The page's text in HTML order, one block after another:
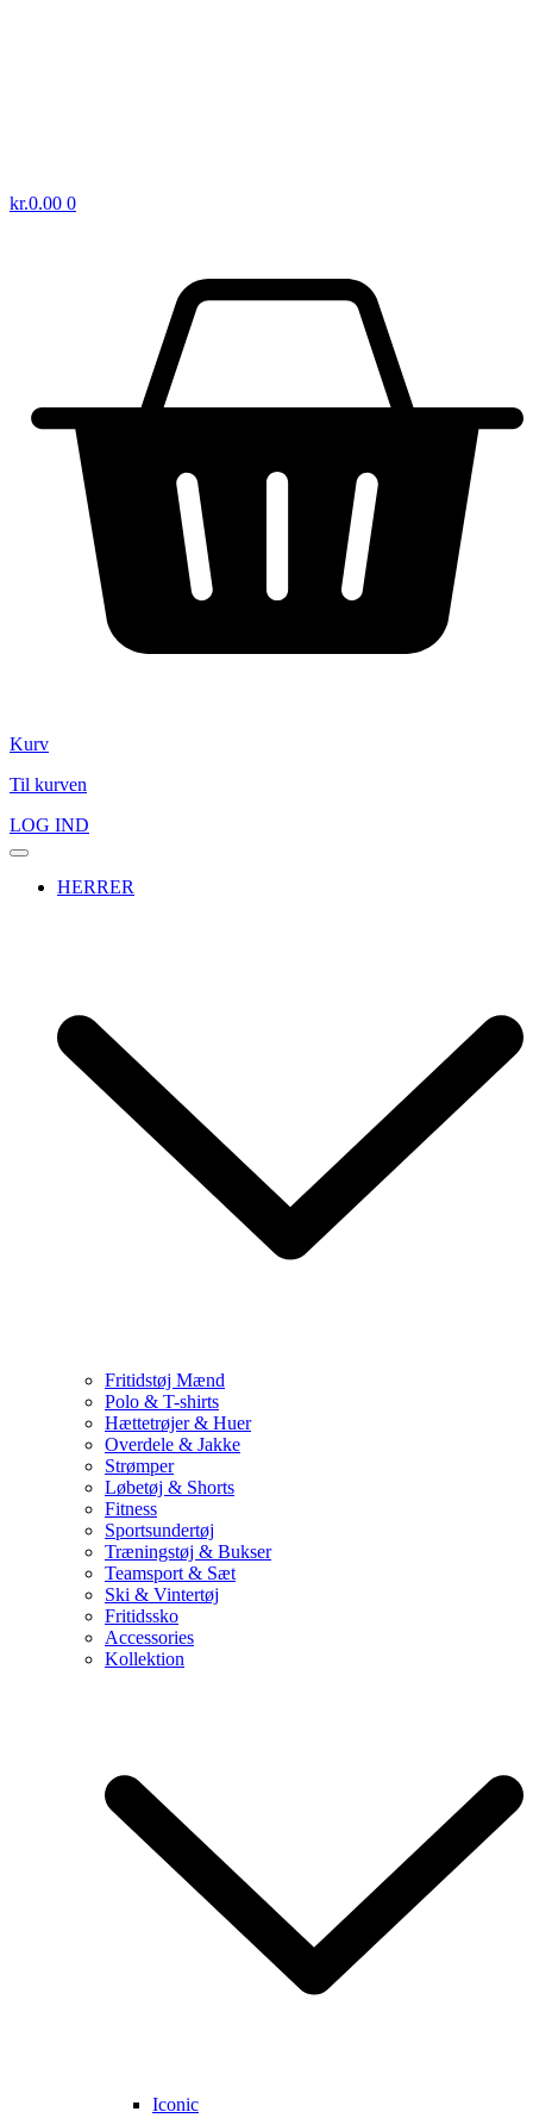
kr.0.00 0
Kurv
Til kurven
LOG IND
HERRER
Fritidstøj Mænd
Polo & T-shirts
Hættetrøjer & Huer
Overdele & Jakke
Strømper
Løbetøj & Shorts
Fitness
Sportsundertøj
Træningstøj & Bukser
Teamsport & Sæt
Ski & Vintertøj
Fritidssko
Accessories
Kollektion
Iconic